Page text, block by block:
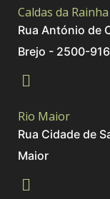
Caldas da Rainha
Rua António de
Brejo - 2500-
Rio Maior
Rua Cidade de
Maior